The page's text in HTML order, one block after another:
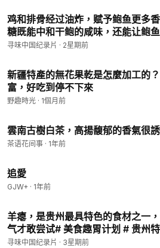
鸡和排骨经过油炸，赋予鲍鱼更多
糖既能中和干鲍的咸味，还能让鲍
砂锅焖煮，鲍鱼终于出炉# 美食趣胃
寻味中国纪录片 · 2星期前
新疆特產的無花果乾是怎麼加工的
富，好吃到停不下來
野趣時光 · 1個月前
雲南古樹白茶，高揚馥郁的香氣很
茶语花间事 · 1年前
追愛
GJW+ · 1年前
羊瘪，是贵州最具特色的食材之一
气才敢尝试# 美食趣胃计划 # 贵州
暗料理 # 抖音美食推荐官
寻味中国纪录片 · 3星期前